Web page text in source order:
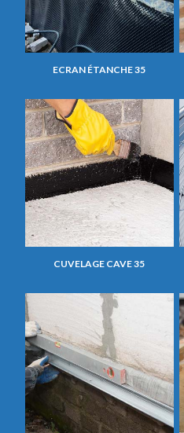
ECRAN ÉTANCHE 35
CUVELAGE CAVE 35